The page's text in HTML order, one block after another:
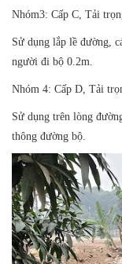
Nhóm3: Cấp C, Tải
Sử dụng lắp lề đường,
người đi bộ 0.2m.
Nhóm 4: Cấp D, Tải
Sử dụng trên lòng
thông đường bộ.